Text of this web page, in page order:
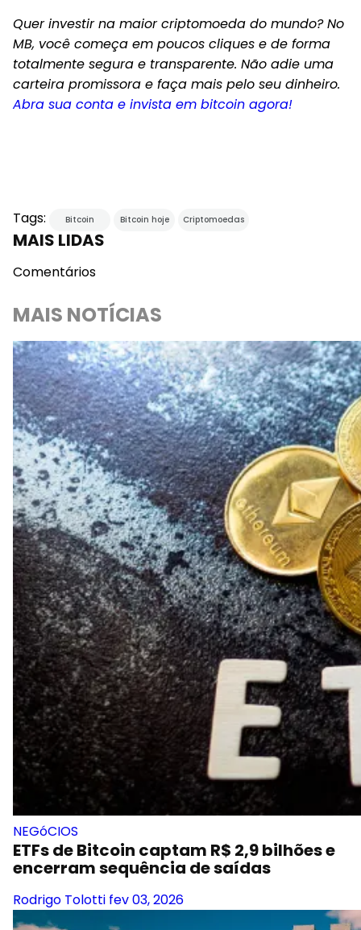
Quer investir na maior criptomoeda do mundo? No
MB, você começa em poucos cliques e de forma
totalmente segura e transparente. Não adie uma
carteira promissora e faça mais pelo seu dinheiro.
Abra sua conta e invista em bitcoin agora!
Tags: Bitcoin Bitcoin hoje Criptomoedas
MAIS LIDAS
Comentários
MAIS NOTÍCIAS
NEGóCIOS
ETFs de Bitcoin captam R$ 2,9 bilhões e
encerram sequência de saídas
Rodrigo Tolotti fev 03, 2026